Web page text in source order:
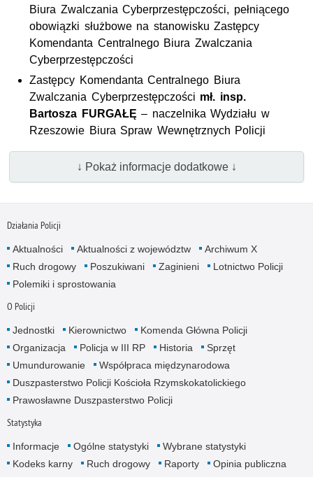
Biura Zwalczania Cyberprzestępczości, pełniącego
obowiązki służbowe na stanowisku Zastępcy
Komendanta Centralnego Biura Zwalczania
Cyberprzestępczości
Zastępcy Komendanta Centralnego Biura
Zwalczania Cyberprzestępczości mł. insp.
Bartosza FURGAŁĘ – naczelnika Wydziału w
Rzeszowie Biura Spraw Wewnętrznych Policji
↓ Pokaż informacje dodatkowe ↓
Działania Policji
Aktualności Aktualności z województw
Archiwum X
Ruch drogowy
Poszukiwani Zaginieni
Lotnictwo Policji
Polemiki i sprostowania
O Policji
Jednostki Kierownictwo
Komenda Główna Policji
Organizacja
Policja w III RP Historia
Sprzęt
Umundurowanie
Współpraca międzynarodowa
Duszpasterstwo Policji Kościoła Rzymskokatolickiego
Prawosławne Duszpasterstwo Policji
Statystyka
Informacje Ogólne statystyki
Wybrane statystyki
Kodeks karny
Ruch drogowy Raporty Opinia publiczna